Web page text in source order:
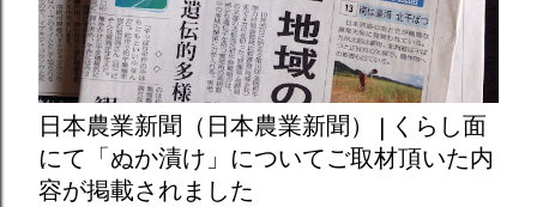
日本農業新聞（日本農業新聞） | くらし面
にて「ぬか漬け」についてご取材頂いた内
容が掲載されました